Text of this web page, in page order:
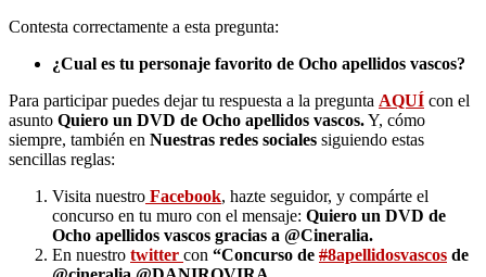
Contesta correctamente a esta pregunta:
¿Cual es tu personaje favorito de Ocho apellidos vascos?
Para participar puedes dejar tu respuesta a la pregunta AQUÍ con el
asunto Quiero un DVD de Ocho apellidos vascos.Y, cómo
siempre, también en Nuestras redes sociales siguiendo estas
sencillas reglas:
Visita nuestro Facebook, hazte seguidor, y compárte el
concurso en tu muro con el mensaje: Quiero un DVD de
Ocho apellidos vascos gracias a @Cineralia.
En nuestro twitter con “Concurso de #8apellidosvascos de